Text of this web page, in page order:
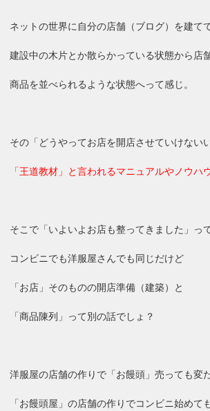
ネットの世界に自分の店舗（ブログ）を建て
建設中の木片とか散らかっている状態から店
商品を並べられるような状態へって感じ。
その「どうやってお店を開店させていけない
「王道教材」と言われるマニュアルやノウハ
そこで「いよいよお店も整ってきました」っ
コンビニでも洋服屋さんでも同じだけど
「お店」そのものの開店準備（建築）と
「商品陳列」って別の話でしょ？
洋服屋の店舗の作りで「お饅頭」売っても変
「お饅頭屋」の店舗の作りでコンビニ始めて